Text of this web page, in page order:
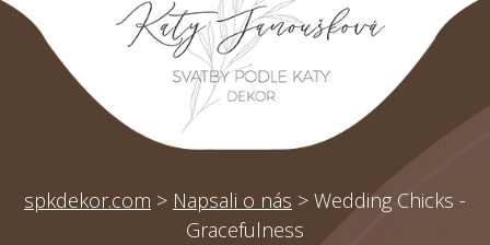
spkdekor.com > Napsali o nás > Wedding Chicks -
Gracefulness